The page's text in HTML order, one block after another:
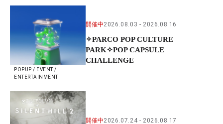
POPUP / EVENT /
ENTERTAINMENT
開催中2026.08.03 2026.08.16
✧PARCO POP CULTURE
PARK✧POP CAPSULE
CHALLENGE
開催中2026.07.24 2026.08.17